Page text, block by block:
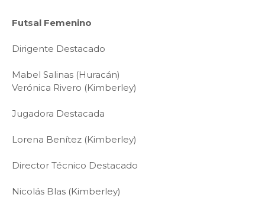
Futsal Femenino
Dirigente Destacado
Mabel Salinas (Huracán)
Verónica Rivero (Kimberley)
Jugadora Destacada
Lorena Benítez (Kimberley)
Director Técnico Destacado
Nicolás Blas (Kimberley)